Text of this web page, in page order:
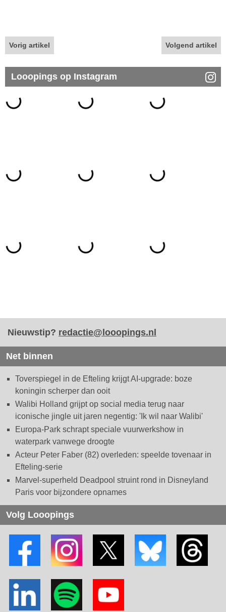
Vorig artikel Volgend artikel
Looopings op Instagram
Nieuwstip? redactie@looopings.nl
Net binnen
Toverspiegel in de Efteling krijgt AI-upgrade: boze
koningin scherper dan ooit
Walibi Holland grijpt op social media terug naar
iconische jingle uit jaren negentig: 'Ik wil naar Walibi'
Europa-Park schrapt speciale vuurwerkshow in
waterpark vanwege droogte
Acteur Peter Faber (82) overleden: speelde tovenaar in
Efteling-serie
Marvel-superheld Deadpool struint rond in Disneyland
Paris voor bijzondere opnames
Volg Looopings